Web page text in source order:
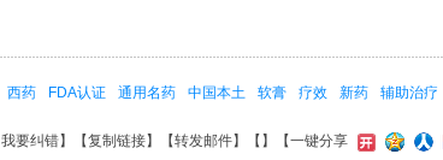
西药 FDA认证 通用名药 中国本土 软膏 疗效 新药 辅助治疗
我要纠错】【复制链接】【转发邮件】【 】 【一键分享